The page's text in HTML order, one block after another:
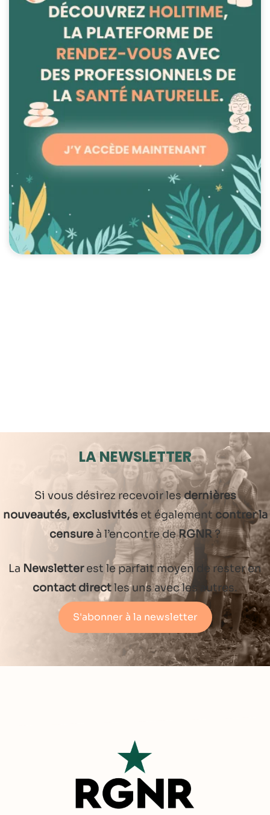
LA NEWSLETTER
Si vous désirez recevoir lesdernières
nouveautés, exclusivitéset également contrer la
censureà l’encontre deRGNR?
La Newsletterest le parfait moyen de rester en
contact directles uns avec les autres.
S'abonner à la newsletter